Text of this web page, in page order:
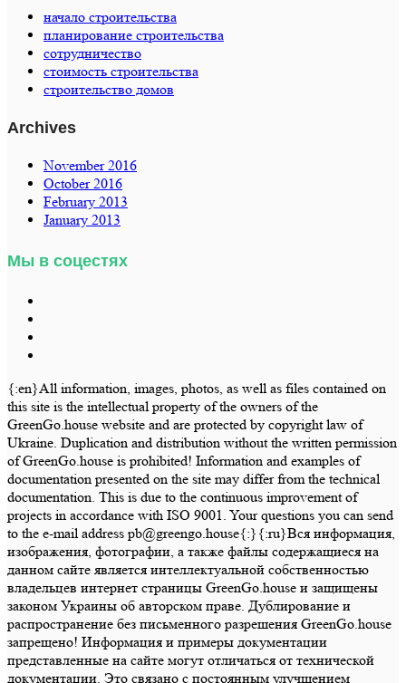
начало строительства
планирование строительства
сотрудничество
стоимость строительства
строительство домов
Archives
November 2016
October 2016
February 2013
January 2013
Мы в соцестях
{:en}All information, images, photos, as well as files contained on
this site is the intellectual property of the owners of the
GreenGo.house website and are protected by copyright law of
Ukraine. Duplication and distribution without the written permission
of GreenGo.house is prohibited! Information and examples of
documentation presented on the site may differ from the technical
documentation. This is due to the continuous improvement of
projects in accordance with ISO 9001. Your questions you can send
to the e-mail address pb@greengo.house{:}{:ru}Вся информация,
изображения, фотографии, а также файлы содержащиеся на
данном сайте является интеллектуальной собственностью
владельцев интернет страницы GreenGo.house и защищены
законом Украины об авторском праве. Дублирование и
распространение без письменного разрешения GreenGo.house
запрещено! Информация и примеры документации
представленные на сайте могут отличаться от технической
документации. Это связано с постоянным улучшением